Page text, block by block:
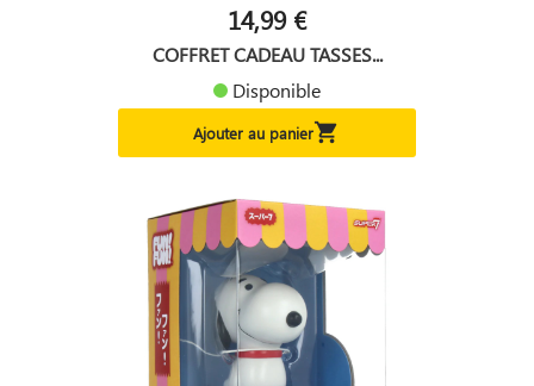
14,99 €
COFFRET CADEAU TASSES...
Disponible
Ajouter au panier